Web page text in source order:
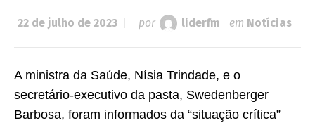
22 de julho de 2023 por liderfm em Notícias
A ministra da Saúde, Nísia Trindade, e o
secretário-executivo da pasta, Swedenberger
Barbosa, foram informados da “situação crítica”